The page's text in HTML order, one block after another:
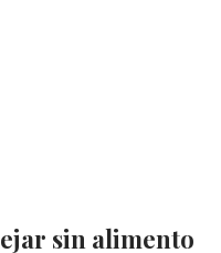
sin alimento